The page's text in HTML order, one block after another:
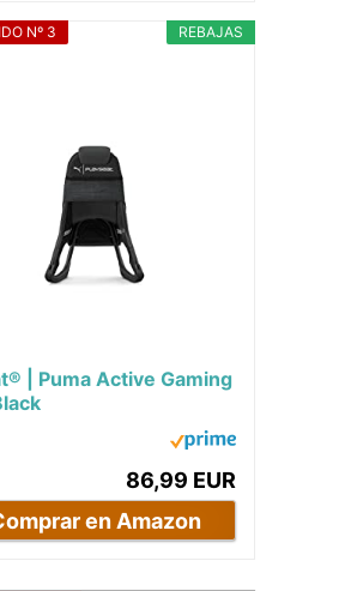
REBAJAS
Nº 3
| Puma Active Gaming
86,99 EUR
en Amazon